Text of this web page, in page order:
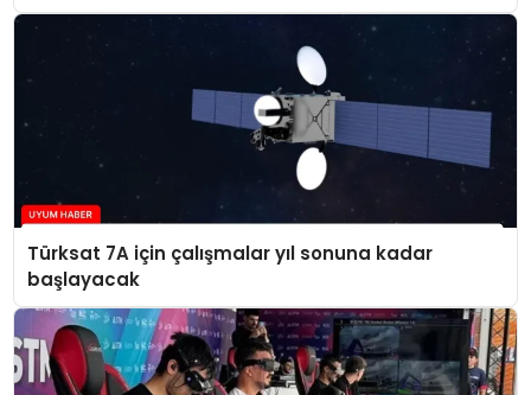
Türksat 7A için çalışmalar yıl sonuna kadar
başlayacak